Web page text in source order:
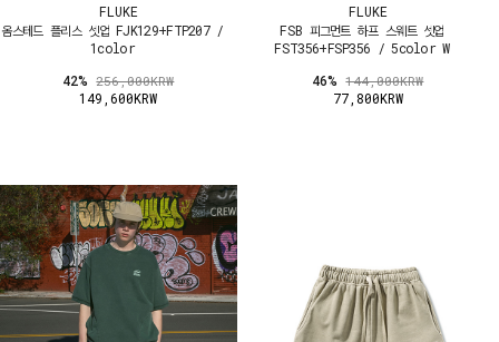
FLUKE
옴스테드 플리스 셋업 FJK129+FTP207 /
1color
42%256,000KRW
149,600KRW
FLUKE
FSB 피그먼트 하프 스웨트 셋업
FST356+FSP356 / 5color W
46%144,000KRW
77,800KRW